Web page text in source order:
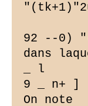
92 --0)
dans
_ l
9 _ n+ ]
On note